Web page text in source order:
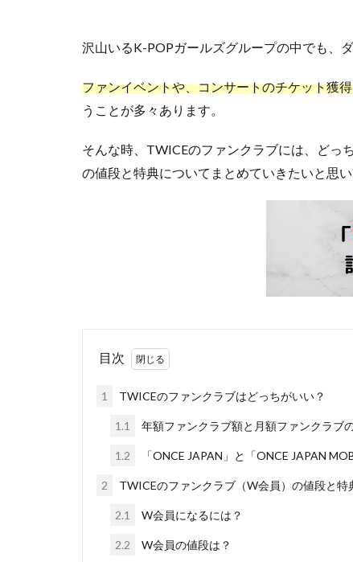
沢山いるK-POPガールズグループの中でも、
ファンイベントや、コンサートのチケット獲
うことが多々あります。
そんな時、TWICEのファンクラブには、どっ
の値段と特典についてまとめていきたいと思い
目次
1 TWICEのファンクラブはどっちがいい？
1.1 年額ファンクラブ額と月額ファンクラブ
1.2 「ONCE JAPAN」と「ONCE JAPAN
2 TWICEのファンクラブ（W会員）の値段と特
2.1 W会員になるには？
2.2 W会員の値段は？